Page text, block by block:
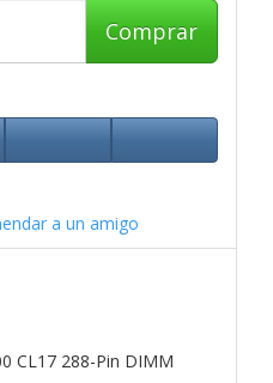
Comprar
a un amigo
CL17 288-Pin DIMM